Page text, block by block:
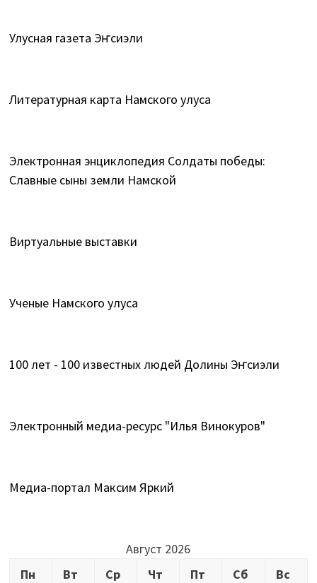
Улусная газета Эҥсиэли
Литературная карта Намского улуса
Электронная энциклопедия Солдаты победы:
Славные сыны земли Намской
Виртуальные выставки
Ученые Намского улуса
100 лет - 100 известных людей Долины Эҥсиэли
Электронный медиа-ресурс "Илья Винокуров"
Медиа-портал Максим Яркий
Август 2026
Пн
Вт Ср Чт Пт Сб
Вс